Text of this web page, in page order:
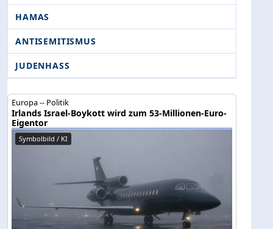
HAMAS
ANTISEMITISMUS
JUDENHASS
Europa -- Politik
Irlands Israel-Boykott wird zum 53-Millionen-Euro-
Eigentor
Symbolbild / KI